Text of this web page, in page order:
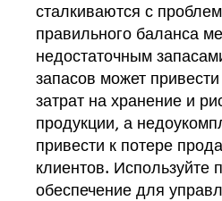
сталкиваются с
правильного баланса
недостаточным
запасов может
затрат на хранение и
продукции, а
привести к потере
клиентов. Используйте
обеспечение для